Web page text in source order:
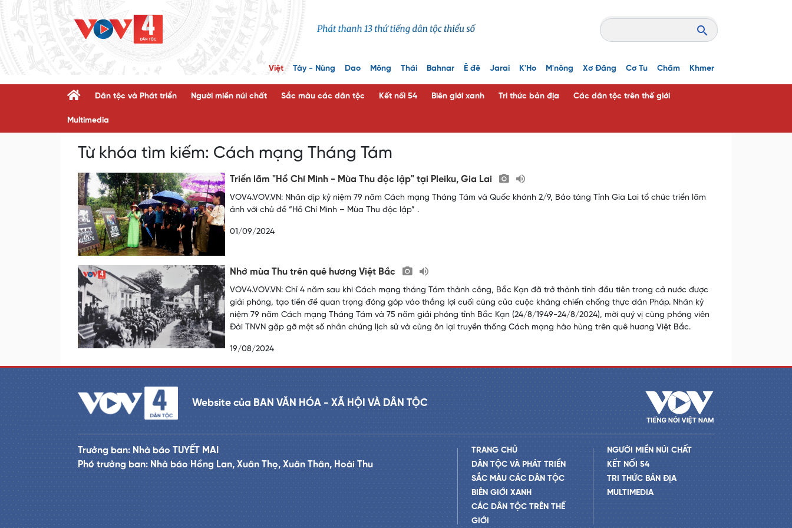
Việt Tày - Nùng Dao Mông Thái Bahnar Ê đê Jarai K'Ho M'nông Xơ Đăng Cơ Tu Chăm Khmer
Dân tộc và Phát triển Người miền núi chất Sắc màu các dân tộc Kết nối 54 Biên giới xanh Tri thức bản địa Các dân tộc trên thế giới
Multimedia
Từ khóa tìm kiếm: Cách mạng Tháng Tám
Triển lãm "Hồ Chí Minh - Mùa Thu độc lập" tại Pleiku, Gia Lai
VOV4.VOV.VN: Nhân dịp kỷ niệm 79 năm Cách mạng Tháng Tám và Quốc khánh 2/9, Bảo tàng Tỉnh Gia Lai tổ chức triển lãm
ảnh với chủ đề “Hồ Chí Minh – Mùa Thu độc lập” .
01/09/2024
Nhớ mùa Thu trên quê hương Việt Bắc
VOV4.VOV.VN: Chỉ 4 năm sau khi Cách mạng tháng Tám thành công, Bắc Kạn đã trở thành tỉnh đầu tiên trong cả nước được
giải phóng, tạo tiền đề quan trọng đóng góp vào thắng lợi cuối cùng của cuộc kháng chiến chống thực dân Pháp. Nhân kỷ
niệm 79 năm Cách mạng Tháng Tám và 75 năm giải phóng tỉnh Bắc Kạn (24/8/1949-24/8/2024), mời quý vị cùng phóng viên
Đài TNVN gặp gỡ một số nhân chứng lịch sử và cùng ôn lại truyền thống Cách mạng hào hùng trên quê hương Việt Bắc.
19/08/2024
Website của BAN VĂN HÓA - XÃ HỘI VÀ DÂN TỘC
Trưởng ban: Nhà báo TUYẾT MAI
Phó trưởng ban: Nhà báo Hồng Lan, Xuân Thọ, Xuân Thân, Hoài Thu
TRANG CHỦ
DÂN TỘC VÀ PHÁT TRIỂN
SẮC MÀU CÁC DÂN TỘC
BIÊN GIỚI XANH
CÁC DÂN TỘC TRÊN THẾ
GIỚI
NGƯỜI MIỀN NÚI CHẤT
KẾT NỐI 54
TRI THỨC BẢN ĐỊA
MULTIMEDIA